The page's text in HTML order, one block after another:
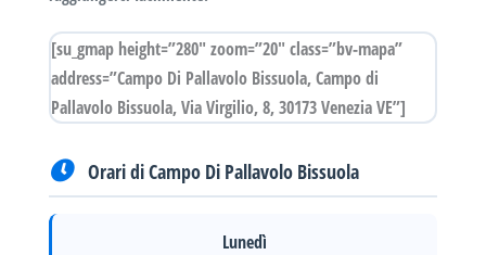
[su_gmap height=”280″ zoom=”20″ class=”bv-mapa”
address=”Campo Di Pallavolo Bissuola, Campo di
Pallavolo Bissuola, Via Virgilio, 8, 30173 Venezia VE”]
Orari di Campo Di Pallavolo Bissuola
Lunedì